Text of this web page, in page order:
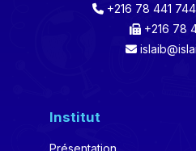
+216 78 441
+216 78
Institut
Présentation